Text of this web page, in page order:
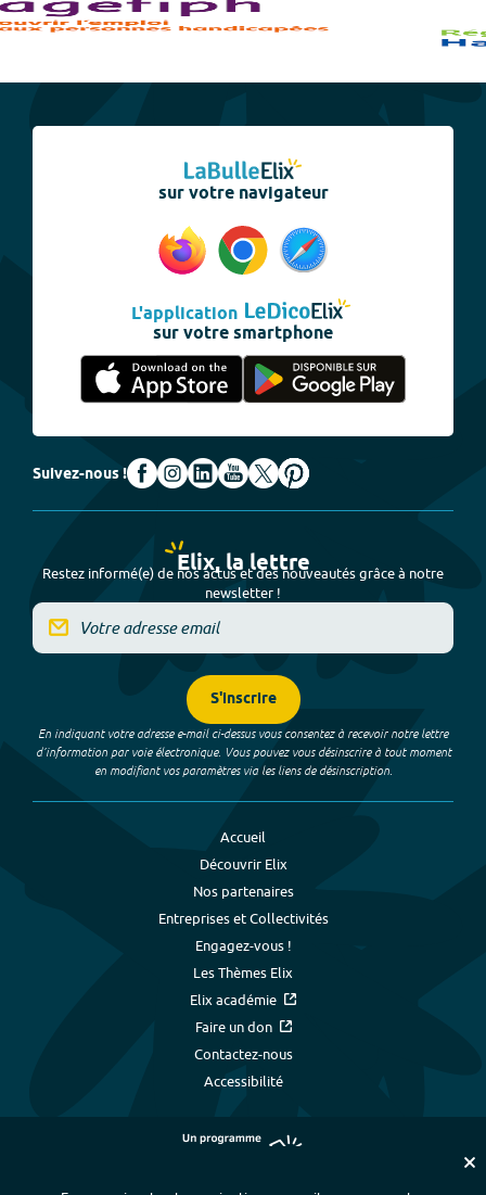
sur votre navigateur
L'application
sur votre smartphone
Suivez-nous !
Elix, la lettre
Restez informé(e) de nos actus et des nouveautés grâce à notre
newsletter !
S'inscrire
En indiquant votre adresse e-mail ci-dessus vous consentez à recevoir notre lettre
d’information par voie électronique. Vous pouvez vous désinscrire à tout moment
en modifiant vos paramètres via les liens de désinscription.
Accueil
Découvrir Elix
Nos partenaires
Entreprises et Collectivités
Engagez-vous !
Les Thèmes Elix
Elix académie
Faire un don
Contactez-nous
Accessibilité